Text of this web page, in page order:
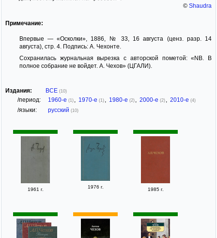
© Shaudra
Примечание:
Впервые — «Осколки», 1886, № 33, 16 августа (ценз. разр. 14
августа), стр. 4. Подпись: А. Чехонте.
Сохранилась журнальная вырезка с авторской пометой: «NB. В
полное собрание не войдет. А. Чехов» (ЦГАЛИ).
Издания: ВСЕ (10)
/период: 1960-е (1) 1970-е (1) 1980-е (2) 2000-е (2) 2010-е (4)
/языки: русский (10)
1961 г. 1976 г. 1985 г.